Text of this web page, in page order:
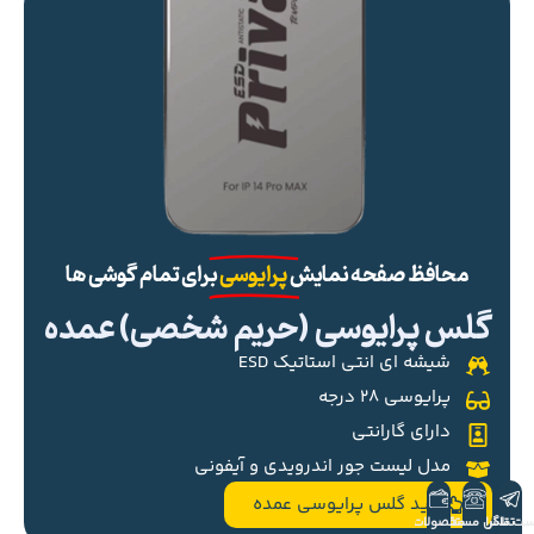
محافظ صفحه نمایشپرایوسیبرای تمام گوشی ها
گلس پرایوسی (حریم شخصی) عمده
شیشه ای انتی استاتیک ESD
پرایوسی ۲۸ درجه
دارای گارانتی
مدل لیست جور اندرویدی و آیفونی
خرید گلس پرایوسی عمده
تلگرام
تماس مستقیم
محصولات